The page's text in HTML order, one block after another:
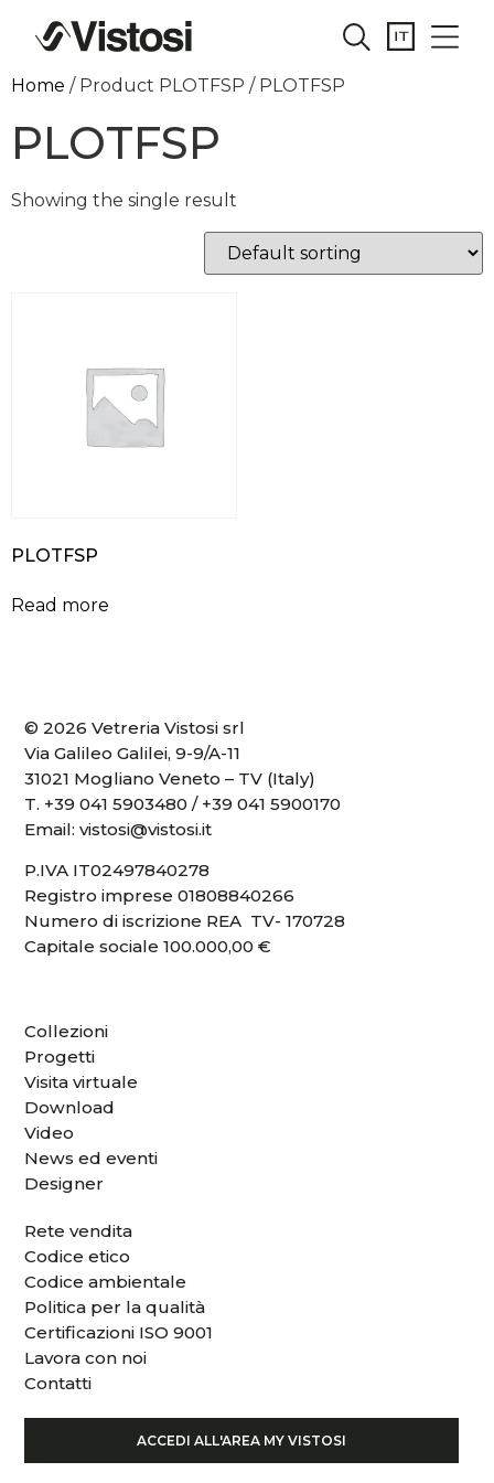
Home / Product PLOTFSP / PLOTFSP
PLOTFSP
Showing the single result
PLOTFSP
Read more
© 2026 Vetreria Vistosi srl
Via Galileo Galilei, 9-9/A-11
31021 Mogliano Veneto – TV (Italy)
T. +39 041 5903480 / +39 041 5900170
Email:vistosi@vistosi.it
P.IVA IT02497840278
Registro imprese 01808840266
Numero di iscrizione REA TV- 170728
Capitale sociale 100.000,00 €
Collezioni
Progetti
Visita virtuale
Download
Video
News ed eventi
Designer
Rete vendita
Codice etico
Codice ambientale
Politica per la qualità
Certificazioni ISO 9001
Lavora con noi
Contatti
ACCEDI ALL'AREA MY VISTOSI